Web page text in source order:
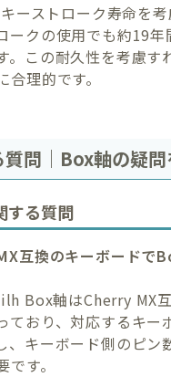
ーストローク寿命を
ークの使用でも約19
。この耐久性を考慮す
合理的です。
質問｜Box軸の疑
する質問
互換のキーボードで
Box軸はCherry MX
ており、対応するキー
、キーボード側のピン
す。